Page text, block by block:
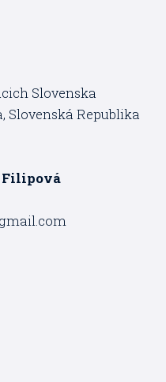
Slovenska
Slovenská Republika
Filipová